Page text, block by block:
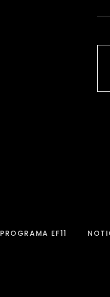
PROGRAMA EF11